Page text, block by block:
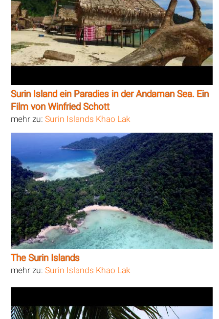
Surin Island ein Paradies in der Andaman Sea. Ein
Film von Winfried Schott
mehr zu:Surin Islands Khao Lak
The Surin Islands
mehr zu:Surin Islands Khao Lak